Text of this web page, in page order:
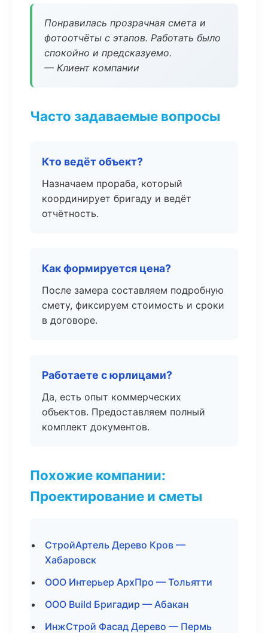
Понравилась прозрачная смета и
фотоотчёты с этапов. Работать было
спокойно и предсказуемо.
— Клиент компании
Часто задаваемые вопросы
Кто ведёт объект?
Назначаем прораба, который
координирует бригаду и ведёт
отчётность.
Как формируется цена?
После замера составляем подробную
смету, фиксируем стоимость и сроки
в договоре.
Работаете с юрлицами?
Да, есть опыт коммерческих
объектов. Предоставляем полный
комплект документов.
Похожие компании:
Проектирование и сметы
СтройАртель Дерево Кров —
Хабаровск
ООО Интерьер АрхПро — Тольятти
ООО Build Бригадир — Абакан
ИнжСтрой Фасад Дерево — Пермь